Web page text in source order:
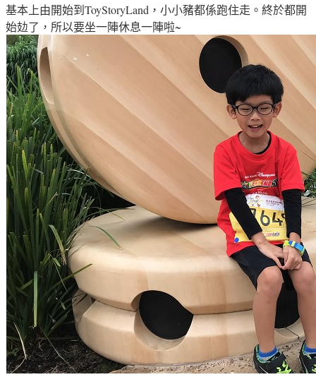
基本上由開始到ToyStoryLand ，小小豬都係跑住走 。終於都開
始攰了 ，所以要坐一陣休息一陣啦~